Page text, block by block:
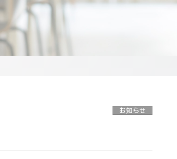
お知らせ